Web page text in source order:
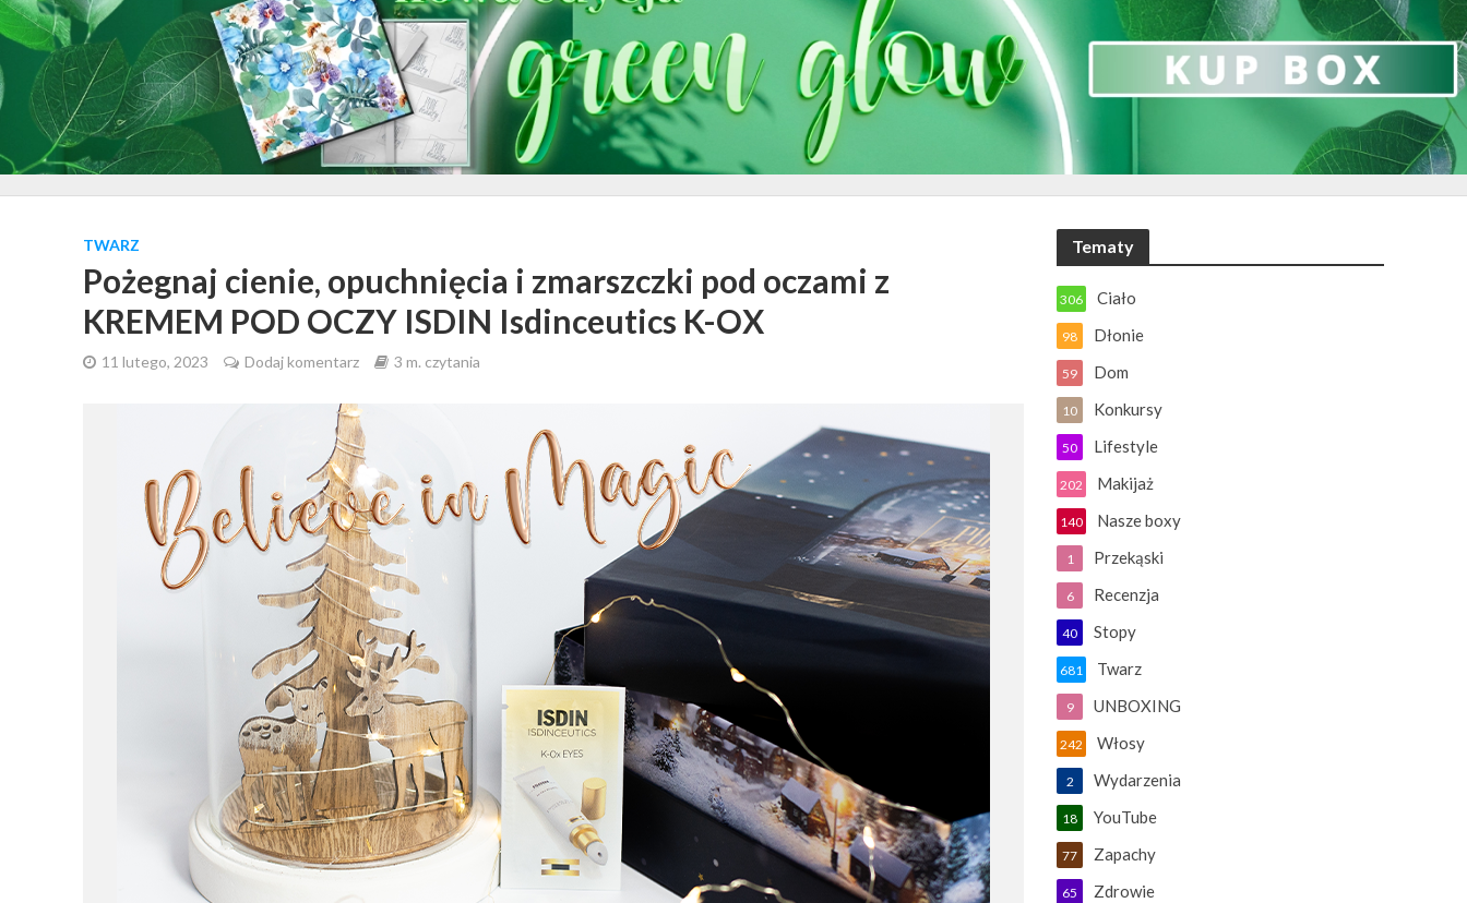
TWARZ
Pożegnaj cienie, opuchnięcia i zmarszczki pod oczami z
KREMEM POD OCZY ISDIN Isdinceutics K-OX
11 lutego, 2023 Dodaj komentarz 3 m. czytania
Tematy
Ciało
306
Dłonie
98
Dom
59
Konkursy
10
Lifestyle
50
Makijaż
202
Nasze boxy
140
Przekąski
1
Recenzja
6
Stopy
40
Twarz
681
UNBOXING
9
Włosy
242
Wydarzenia
2
YouTube
18
Zapachy
77
Zdrowie
65